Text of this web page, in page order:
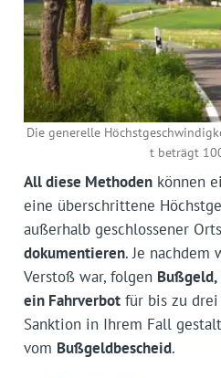
Die generelle
t beträgt
All diese Methodenkönnen
eine überschrittene
außerhalb geschlossener
dokumentieren. Je nachdem
Verstoß war, folgen Bußgeld,
ein Fahrverbotfür bis zu drei
Sanktion in Ihrem Fall
vom Bußgeldbescheid.